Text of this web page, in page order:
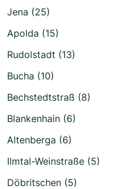
Jena (25)
Apolda (15)
Rudolstadt (13)
Bucha (10)
Bechstedtstraß (8)
Blankenhain (6)
Altenberga (6)
Ilmtal-Weinstraße (5)
Döbritschen (5)